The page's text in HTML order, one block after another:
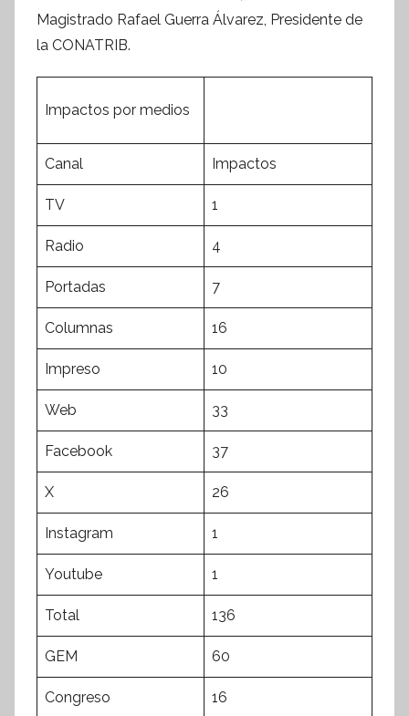
Magistrado Rafael Guerra Álvarez, Presidente de
la CONATRIB.
Impactos por medios
Canal Impactos
TV 1
Radio 4
Portadas 7
Columnas 16
Impreso 10
Web 33
Facebook 37
X 26
Instagram 1
Youtube 1
Total 136
GEM 60
Congreso 16